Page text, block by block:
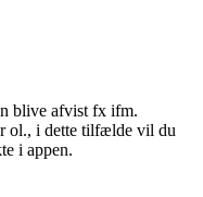
blive afvist fx ifm.
ol., i dette tilfælde vil du
i appen.